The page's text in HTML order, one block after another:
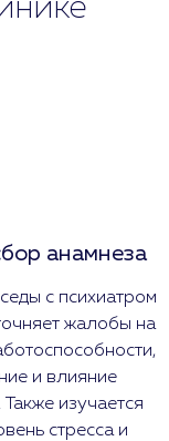
анамнеза
с психиатром
жалобы на
и влияние
изучается
стресса и